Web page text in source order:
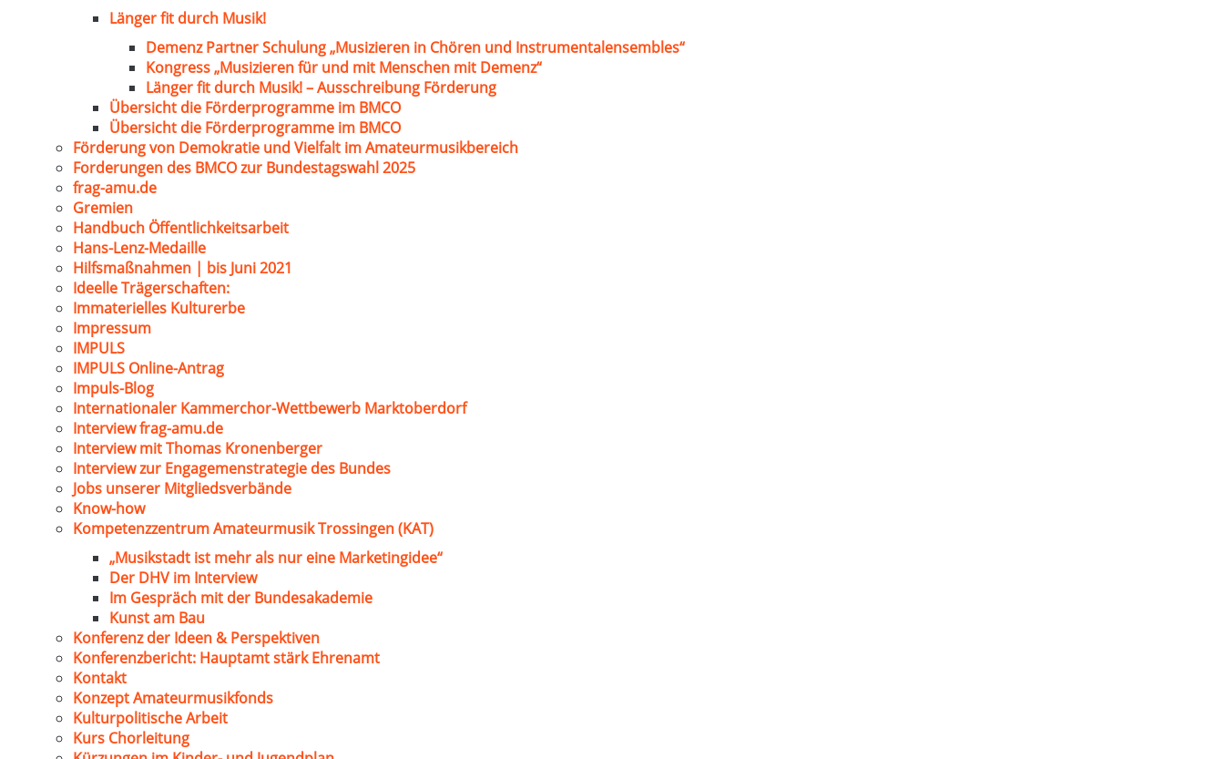
Länger fit durch Musik!
Demenz Partner Schulung „Musizieren in Chören und Instrumentalensembles“
Kongress „Musizieren für und mit Menschen mit Demenz“
Länger fit durch Musik! – Ausschreibung Förderung
Übersicht die Förderprogramme im BMCO
Übersicht die Förderprogramme im BMCO
Förderung von Demokratie und Vielfalt im Amateurmusikbereich
Forderungen des BMCO zur Bundestagswahl 2025
frag-amu.de
Gremien
Handbuch Öffentlichkeitsarbeit
Hans-Lenz-Medaille
Hilfsmaßnahmen | bis Juni 2021
Ideelle Trägerschaften:
Immaterielles Kulturerbe
Impressum
IMPULS
IMPULS Online-Antrag
Impuls-Blog
Internationaler Kammerchor-Wettbewerb Marktoberdorf
Interview frag-amu.de
Interview mit Thomas Kronenberger
Interview zur Engagemenstrategie des Bundes
Jobs unserer Mitgliedsverbände
Know-how
Kompetenzzentrum Amateurmusik Trossingen (KAT)
„Musikstadt ist mehr als nur eine Marketingidee“
Der DHV im Interview
Im Gespräch mit der Bundesakademie
Kunst am Bau
Konferenz der Ideen & Perspektiven
Konferenzbericht: Hauptamt stärk Ehrenamt
Kontakt
Konzept Amateurmusikfonds
Kulturpolitische Arbeit
Kurs Chorleitung